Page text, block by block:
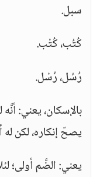
سبل.
كُتُب، كُتْب.
رُسُل، رُسْل.
بالإسكان، يعني:
يصحّ إنكاره، لكن
يعني: الضَّم أولى؛